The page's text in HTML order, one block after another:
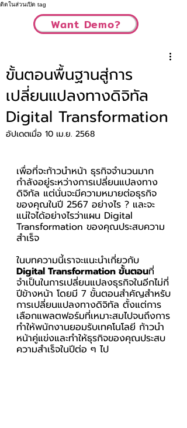
ติดในส่วนเปิด tag
Want Demo?
ขั้นตอนพื้นฐานสู่การ
เปลี่ยนแปลงทางดิจิทัล
Digital Transformation
อัปเดตเมื่อ 10 เม.ย. 2568
เพื่อที่จะก้าวนำหน้า ธุรกิจจำนวนมาก
กำลังอยู่ระหว่างการเปลี่ยนแปลงทาง
ดิจิทัล แต่นั่นจะมีความหมายต่อธุรกิจ
ของคุณในปี 2567 อย่างไร ? และจะ
แน่ใจได้อย่างไรว่าแผน Digital
Transformation ของคุณประสบความ
สำเร็จ
ในบทความนี้เราจะแนะนำเกี่ยวกับ
Digital Transformation ขั้นตอนที่
จำเป็นในการเปลี่ยนแปลงธุรกิจในอีกไม่กี่
ปีข้างหน้า โดยมี 7 ขั้นตอนสำคัญสำหรับ
การเปลี่ยนแปลงทางดิจิทัล ตั้งแต่การ
เลือกแพลตฟอร์มที่เหมาะสมไปจนถึงการ
ทำให้พนักงานยอมรับเทคโนโลยี ก้าวนำ
หน้าคู่แข่งและทำให้ธุรกิจของคุณประสบ
ความสำเร็จในปีต่อ ๆ ไป